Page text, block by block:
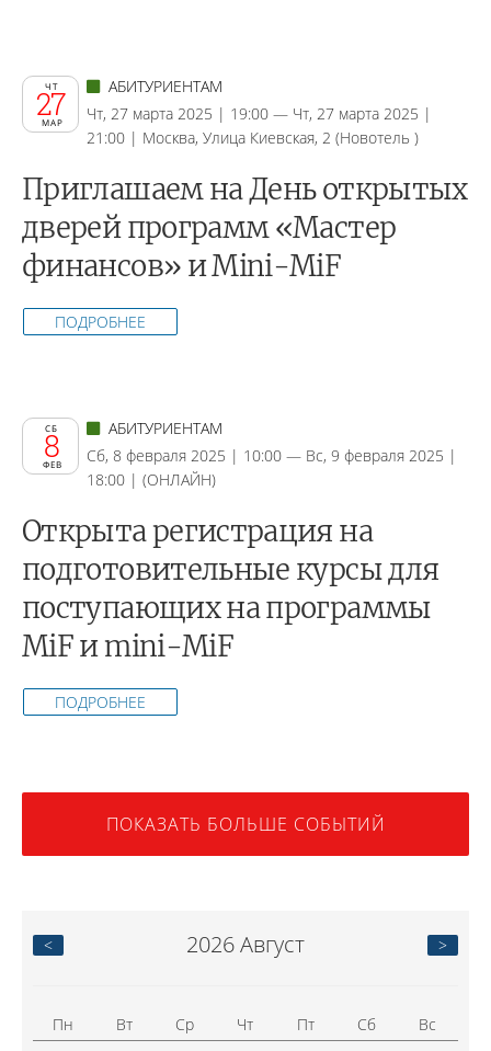
ЧТ
27
МАР
АБИТУРИЕНТАМ
Чт, 27 марта 2025 | 19:00 — Чт, 27 марта 2025 |
21:00 | Москва, Улица Киевская, 2 (Новотель )
Приглашаем на День открытых
дверей программ «Мастер
финансов» и Mini-MiF
ПОДРОБНЕЕ
СБ
8
ФЕВ
АБИТУРИЕНТАМ
Сб, 8 февраля 2025 | 10:00 — Вс, 9 февраля 2025 |
18:00 | (ОНЛАЙН)
Открыта регистрация на
подготовительные курсы для
поступающих на программы
MiF и mini-MiF
ПОДРОБНЕЕ
ПОКАЗАТЬ БОЛЬШЕ СОБЫТИЙ
< 2026Август >
Пн Вт Ср Чт Пт Сб Вс